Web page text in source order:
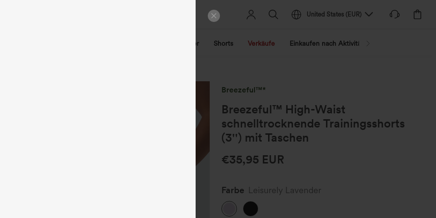
United States ( EUR)
Kleider Shorts Verkäufe Einkaufen nach Aktivität
Breezeful™*
Breezeful™ High-Waist
schnelltrocknende Trainingsshorts
(3'') mit Taschen
€35,95 EUR
Farbe Leisurely Lavender